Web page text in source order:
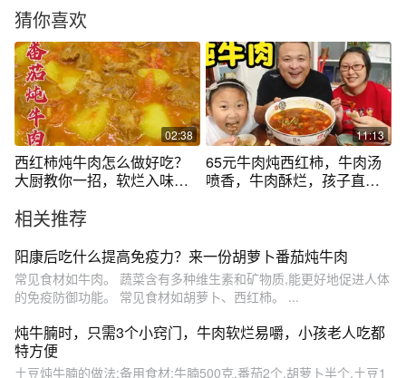
猜你喜欢
02:38
西红柿炖牛肉怎么做好吃？
大厨教你一招，软烂入味，
11:13
65元牛肉炖西红柿，牛肉汤
喷香，牛肉酥烂，孩子直喊
相关推荐
阳康后吃什么提高免疫力？来一份胡萝卜番茄炖牛肉
常见食材如牛肉。 蔬菜含有多种维生素和矿物质,能更好地促进人体
的免疫防御功能。 常见食材如胡萝卜、西红柿。 ...
炖牛腩时，只需3个小窍门，牛肉软烂易嚼，小孩老人吃都
特方便
土豆炖牛腩的做法:备用食材:牛腩500克,番茄2个,胡萝卜半个,土豆1